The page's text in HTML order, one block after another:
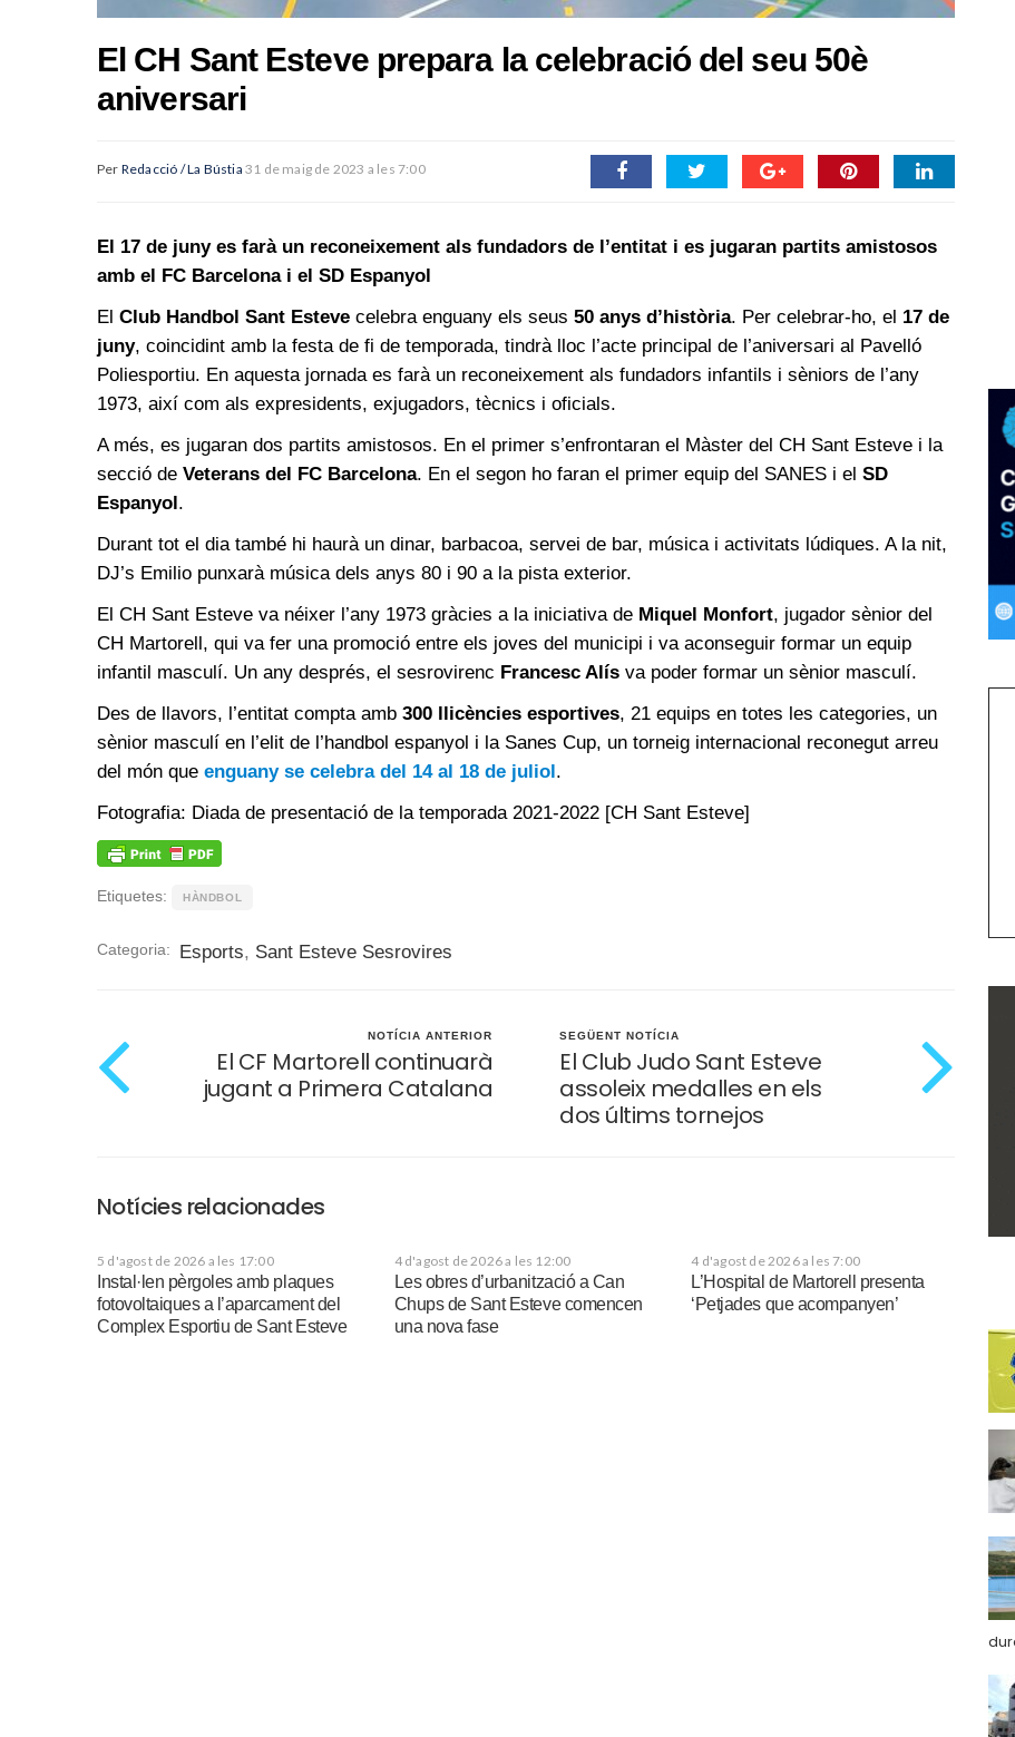
El CH Sant Esteve prepara la celebració del seu 50è
aniversari
Per Redacció / La Bústia 31 de maig de 2023 a les 7:00
El 17 de juny es farà un reconeixement als fundadors de l’entitat i es jugaran partits amistosos
amb el FC Barcelona i el SD Espanyol
El Club Handbol Sant Esteve celebra enguany els seus 50 anys d’història. Per celebrar-ho, el 17 de
juny, coincidint amb la festa de fi de temporada, tindrà lloc l’acte principal de l’aniversari al Pavelló
Poliesportiu. En aquesta jornada es farà un reconeixement als fundadors infantils i sèniors de l’any
1973, així com als expresidents, exjugadors, tècnics i oficials.
A més, es jugaran dos partits amistosos. En el primer s’enfrontaran el Màster del CH Sant Esteve i la
secció de Veterans del FC Barcelona. En el segon ho faran el primer equip del SANES i el SD
Espanyol.
Durant tot el dia també hi haurà un dinar, barbacoa, servei de bar, música i activitats lúdiques. A la nit,
DJ’s Emilio punxarà música dels anys 80 i 90 a la pista exterior.
El CH Sant Esteve va néixer l’any 1973 gràcies a la iniciativa de Miquel Monfort, jugador sènior del
CH Martorell, qui va fer una promoció entre els joves del municipi i va aconseguir formar un equip
infantil masculí. Un any després, el sesrovirenc Francesc Alís va poder formar un sènior masculí.
Des de llavors, l’entitat compta amb 300 llicències esportives, 21 equips en totes les categories, un
sènior masculí en l’elit de l’handbol espanyol i la Sanes Cup, un torneig internacional reconegut arreu
del món que enguany se celebra del 14 al 18 de juliol.
Fotografia: Diada de presentació de la temporada 2021-2022 [CH Sant Esteve]
Etiquetes: HÀNDBOL
Categoria: Esports, Sant Esteve Sesrovires
NOTÍCIA ANTERIOR
El CF Martorell continuarà
jugant a Primera Catalana
SEGÜENT NOTÍCIA
El Club Judo Sant Esteve
assoleix medalles en els
dos últims tornejos
Notícies relacionades
5 d'agost de 2026 a les 17:00
Instal·len pèrgoles amb plaques
fotovoltaiques a l’aparcament del
Complex Esportiu de Sant Esteve
4 d'agost de 2026 a les 12:00
Les obres d’urbanització a Can
Chups de Sant Esteve comencen
una nova fase
4 d'agost de 2026 a les 7:00
L’Hospital de Martorell presenta
‘Petjades que acompanyen’